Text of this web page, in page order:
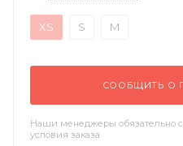
XS S M
СООБЩИТЬ О
Наши менеджеры обязательно
условия заказа